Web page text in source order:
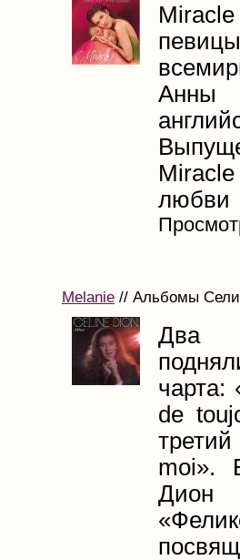
Анны
Melanie // Альбомы
Два
чарта:
de
moi».
Дион